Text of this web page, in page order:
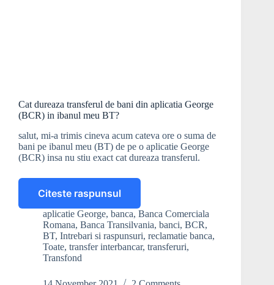
Cat dureaza transferul de bani din aplicatia George
(BCR) in ibanul meu BT?
salut, mi-a trimis cineva acum cateva ore o suma de
bani pe ibanul meu (BT) de pe o aplicatie George
(BCR) insa nu stiu exact cat dureaza transferul.
Citeste raspunsul
Cat
dureaza
transferul
de
bani
din
aplicatie George, banca, Banca Comerciala
Romana, Banca Transilvania, banci, BCR,
BT, Intrebari si raspunsuri, reclamatie banca,
Toate, transfer interbancar, transferuri,
Transfond